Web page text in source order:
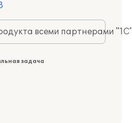
всеми партнерами
задача